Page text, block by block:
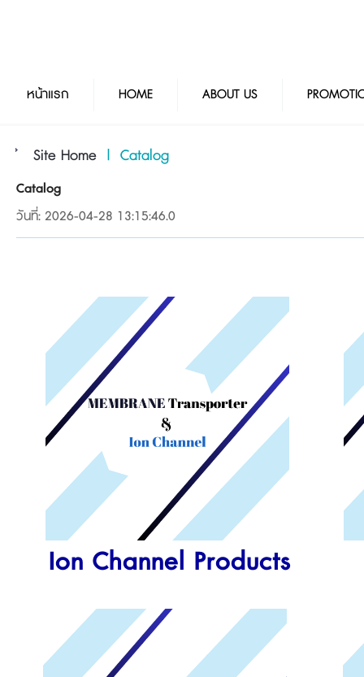
หน้าแรก HOME ABOUT US
Site Home | Catalog
Catalog
วันที่: 2026-04-28 13:15:46.0
Ion Channel Products